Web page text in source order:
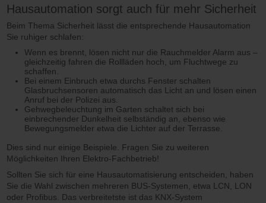
Hausautomation sorgt auch für mehr Sicherheit
Beim Thema Sicherheit lässt die entsprechende Hausautomation
Sie ruhiger schlafen:
Wenn es brennt, lösen nicht nur die Rauchmelder Alarm aus –
gleichzeitig fahren die Rollläden hoch, um Fluchtwege zu
schaffen.
Bei einem Einbruch etwa durchs Fenster schalten
Glasbruchsensoren automatisch das Licht an und lösen einen
Anruf bei der Polizei aus.
Gehwegbeleuchtung im Garten schaltet sich bei
einbrechender Dunkelheit selbständig an, ebenso wie
Bewegungsmelder etwa die Lichter auf der Terrasse.
Dies sind nur einige Beispiele. Fragen Sie zu weiteren
Möglichkeiten Ihren Elektro-Fachbetrieb!
Sollten Sie sich für eine Hausautomatisierung entscheiden, haben
Sie die Wahl zwischen mehreren BUS-Systemen, etwa LCN, LON
oder Profibus. Das verbreitetste ist das KNX-System